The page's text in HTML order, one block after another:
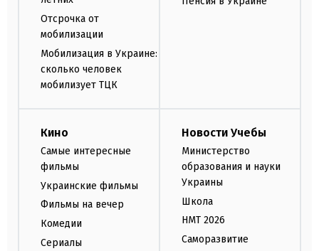
Отсрочка от
мобилизации
Мобилизация в Украине:
сколько человек
мобилизует ТЦК
Кино
Самые интересные
фильмы
Украинские фильмы
Фильмы на вечер
Комедии
Сериалы
Новости Учебы
Министерство
образования и науки
Украины
Школа
НМТ 2026
Саморазвитие